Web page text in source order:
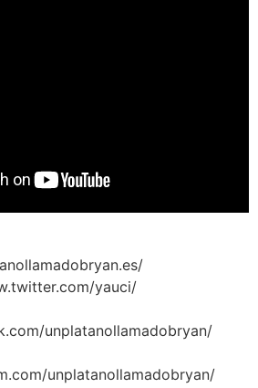
yauci/
unplatanollamadobryan/
unplatanollamadobryan/